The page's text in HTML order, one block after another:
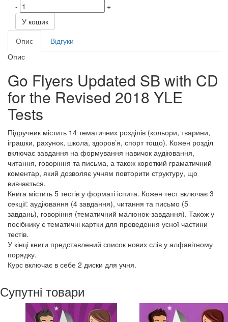
-
+
У кошик
Опис
Відгуки
Опис
Go Flyers Updated SB with CD
for the Revised 2018 YLE
Tests
Підручник містить 14 тематичних розділів (кольори, тварини,
іграшки, рахунок, школа, здоров’я, спорт тощо). Кожен розділ
включає завдання на формування навичок аудіювання,
читання, говоріння та письма, а також короткий граматичний
коментар, який дозволяє учням повторити структуру, що
вивчається.
Книга містить 5 тестів у форматі іспита. Кожен тест включає 3
секції: аудіювання (4 завдання), читання та письмо (5
завдань), говоріння (тематичний малюнок-завдання). Також у
посібнику є тематичні картки для проведення усної частини
тестів.
У кінці книги представлений список нових слів у алфавітному
порядку.
Курс включає в себе 2 диски для учня.
Супутні товари